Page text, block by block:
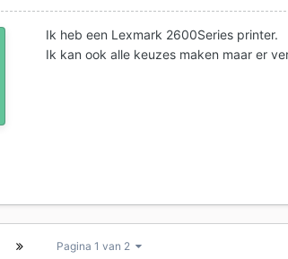
Ik heb een Lexmark 2600Series printer.
Ik kan ook alle keuzes maken maar er
Pagina 1 van 2